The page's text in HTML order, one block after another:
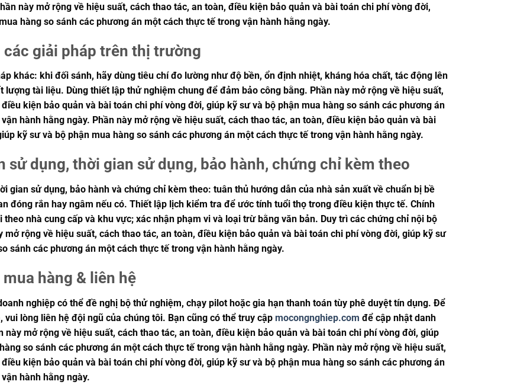
này mở rộng về hiệu suất, cách thao tác, an toàn, điều kiện bảo quản và bài toán chi phí vòng đời,
hàng so sánh các phương án một cách thực tế trong vận hành hằng ngày.
các giải pháp trên thị trường
khác: khi đối sánh, hãy dùng tiêu chí đo lường như độ bền, ổn định nhiệt, kháng hóa chất, tác động lên
lượng tài liệu. Dùng thiết lập thử nghiệm chung để đảm bảo công bằng. Phần này mở rộng về hiệu suất,
kiện bảo quản và bài toán chi phí vòng đời, giúp kỹ sư và bộ phận mua hàng so sánh các phương án
hành hằng ngày. Phần này mở rộng về hiệu suất, cách thao tác, an toàn, điều kiện bảo quản và bài
kỹ sư và bộ phận mua hàng so sánh các phương án một cách thực tế trong vận hành hằng ngày.
sử dụng, thời gian sử dụng, bảo hành, chứng chỉ kèm theo
gian sử dụng, bảo hành và chứng chỉ kèm theo: tuân thủ hướng dẫn của nhà sản xuất về chuẩn bị bề
đóng rắn hay ngâm nếu có. Thiết lập lịch kiểm tra để ước tính tuổi thọ trong điều kiện thực tế. Chính
theo nhà cung cấp và khu vực; xác nhận phạm vi và loại trừ bằng văn bản. Duy trì các chứng chỉ nội bộ
mở rộng về hiệu suất, cách thao tác, an toàn, điều kiện bảo quản và bài toán chi phí vòng đời, giúp kỹ sư
sánh các phương án một cách thực tế trong vận hành hằng ngày.
hàng & liên hệ
nghiệp có thể đề nghị bộ thử nghiệm, chạy pilot hoặc gia hạn thanh toán tùy phê duyệt tín dụng. Để
vui lòng liên hệ đội ngũ của chúng tôi. Bạn cũng có thể truy cậpmocongnghiep.com để cập nhật danh
này mở rộng về hiệu suất, cách thao tác, an toàn, điều kiện bảo quản và bài toán chi phí vòng đời, giúp
so sánh các phương án một cách thực tế trong vận hành hằng ngày. Phần này mở rộng về hiệu suất,
kiện bảo quản và bài toán chi phí vòng đời, giúp kỹ sư và bộ phận mua hàng so sánh các phương án
hành hằng ngày.